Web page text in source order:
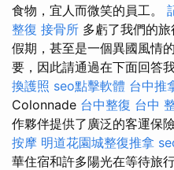
食物，宜人而微笑的員工。
整復 接骨所 多虧了我們的
假期，甚至是一個異國風情
要，因此請通過在下面回答
換護照 seo點擊軟體 台中推
Colonnade 台中整復 台中
作夥伴提供了廣泛的客運保
按摩 明道花園城整復推拿
華住宿和許多陽光在等待旅